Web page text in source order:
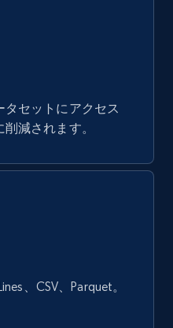
price, Final price,
今すぐ購入
セットにアクセス
減されます。
、CSV、Parquet。